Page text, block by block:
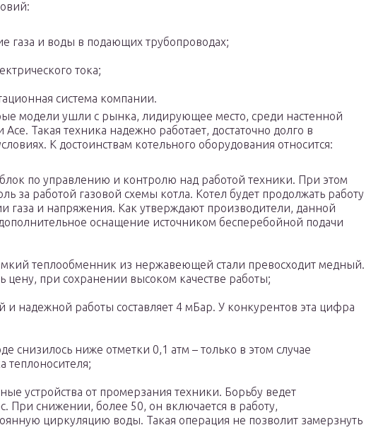
газа и воды в подающих трубопроводах;
тока;
система компании.
модели ушли с рынка, лидирующее место, среди настенной
Такая техника надежно работает, достаточно долго в
К достоинствам котельного оборудования относится:
по управлению и контролю над работой техники. При этом
за работой газовой схемы котла. Котел будет продолжать работу
газа и напряжения. Как утверждают производители, данной
оснащение источником бесперебойной подачи
теплообменник из нержавеющей стали превосходит медный.
цену, при сохранении высоком качестве работы;
и надежной работы составляет 4 мБар. У конкурентов эта цифра
снизилось ниже отметки 0,1 атм – только в этом случае
теплоносителя;
устройства от промерзания техники. Борьбу ведет
При снижении, более 50, он включается в работу,
циркуляцию воды. Такая операция не позволит замерзнуть